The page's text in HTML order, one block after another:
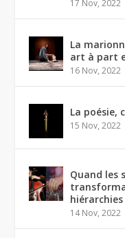
17 Nov, 2022
La
art à part
16 Nov, 2022
La poésie,
15 Nov, 2022
Quand les
hiérarchies
14 Nov, 2022